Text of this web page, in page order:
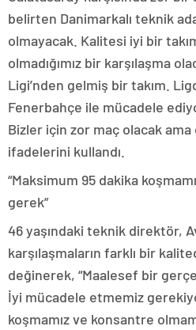
belirten Danimarkalı teknik
olmayacak. Kalitesi iyi bir
olmadığımız bir karşılaşma
Ligi’nden gelmiş bir takım.
Fenerbahçe ile mücadele
Bizler için zor maç olacak ama
ifadelerini kullandı.
“Maksimum 95 dakika
gerek”
46 yaşındaki teknik direktör,
karşılaşmaların farklı bir
değinerek, “Maalesef bir
İyi mücadele etmemiz
koşmamız ve konsantre